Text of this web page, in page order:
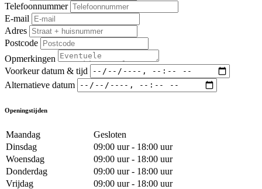
Telefoonnummer
E-mail
Adres
Postcode
Opmerkingen
Voorkeur datum & tijd
Alternatieve datum
Openingstijden
Maandag
Gesloten
Dinsdag
09:00 uur - 18:00 uur
Woensdag
09:00 uur - 18:00 uur
Donderdag
09:00 uur - 18:00 uur
Vrijdag
09:00 uur - 18:00 uur